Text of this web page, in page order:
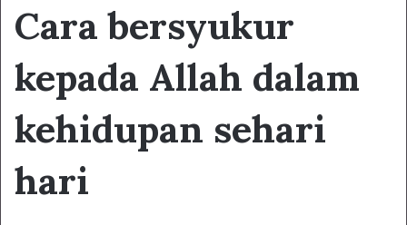
Cara bersyukur
kepada Allah dalam
kehidupan sehari
hari